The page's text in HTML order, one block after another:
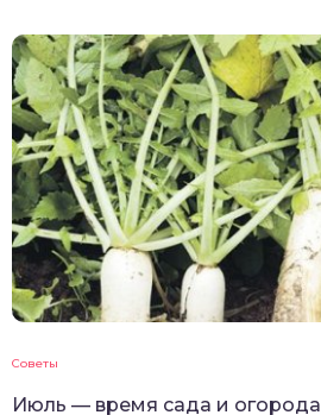
Советы
Июль — время сада и огорода